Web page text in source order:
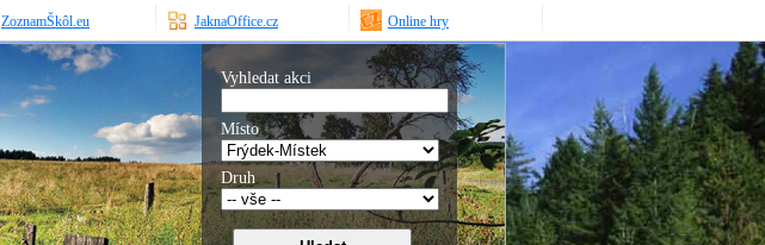
ZoznamŠkôl.eu JaknaOffice.cz Online hry
Vyhledat akci
Místo
Druh